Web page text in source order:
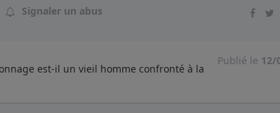
Signaler un abus
Publié le 12/
est-il un vieil homme confronté à la